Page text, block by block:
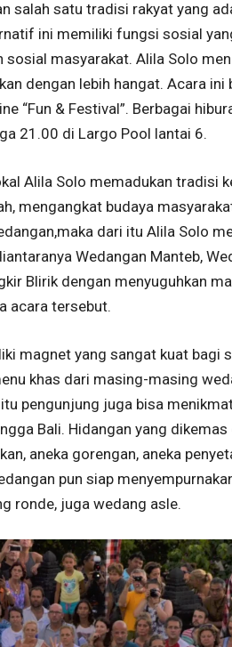
salah satu tradisi rakyat yang
ini memiliki fungsi sosial
masyarakat. Alila Solo
dengan lebih hangat. Acara ini
“Fun & Festival”. Berbagai
21.00 di Largo Pool lantai 6.
Alila Solo memadukan tradisi
mengangkat budaya
dari itu Alila Solo
Wedangan Manteb,
Blirik dengan menyuguhkan
acara tersebut.
magnet yang sangat kuat bagi
khas dari masing-masing
pengunjung juga bisa
Bali. Hidangan yang
aneka gorengan, aneka
pun siap
ronde, juga wedang asle.